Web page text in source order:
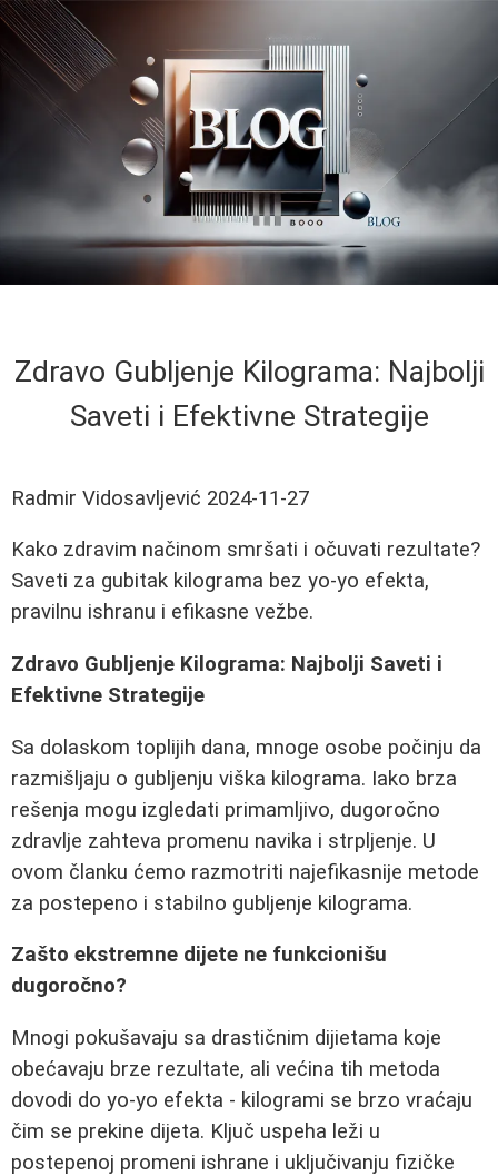
Zdravo Gubljenje Kilograma: Najbolji
Saveti i Efektivne Strategije
Radmir Vidosavljević 2024-11-27
Kako zdravim načinom smršati i očuvati rezultate?
Saveti za gubitak kilograma bez yo-yo efekta,
pravilnu ishranu i efikasne vežbe.
Zdravo Gubljenje Kilograma: Najbolji Saveti i
Efektivne Strategije
Sa dolaskom toplijih dana, mnoge osobe počinju da
razmišljaju o gubljenju viška kilograma. Iako brza
rešenja mogu izgledati primamljivo, dugoročno
zdravlje zahteva promenu navika i strpljenje. U
ovom članku ćemo razmotriti najefikasnije metode
za postepeno i stabilno gubljenje kilograma.
Zašto ekstremne dijete ne funkcionišu
dugoročno?
Mnogi pokušavaju sa drastičnim dijietama koje
obećavaju brze rezultate, ali većina tih metoda
dovodi do yo-yo efekta - kilogrami se brzo vraćaju
čim se prekine dijeta. Ključ uspeha leži u
postepenoj promeni ishrane i uključivanju fizičke